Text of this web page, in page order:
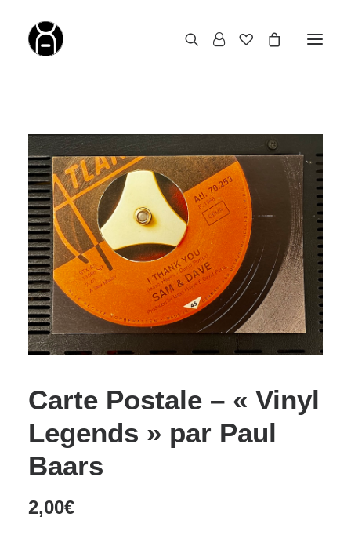
Carte Postale – « Vinyl
Legends » par Paul
Baars
2,00€